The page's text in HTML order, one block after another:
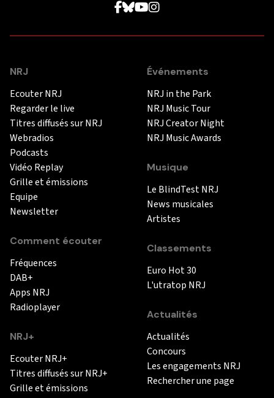
NRJ
Ecouter NRJ
Regarder le live
Titres diffusés sur NRJ
Webradios
Podcasts
Vidéo Replay
Grille et émissions
Equipe
Newsletter
Comment écouter
Fréquences
DAB+
Apps NRJ
Radioplayer
NRJ+
Ecouter NRJ+
Titres diffusés sur NRJ+
Grille et émissions
Événements
NRJ in the Park
NRJ Music Tour
NRJ Creator Night
NRJ Music Awards
Musique
Le BlindTest NRJ
News musicales
Artistes
Classements
Euro Hot 30
L'utratop NRJ
Actualités
Actualités
Concours
Les engagements NRJ
Rechercher une page